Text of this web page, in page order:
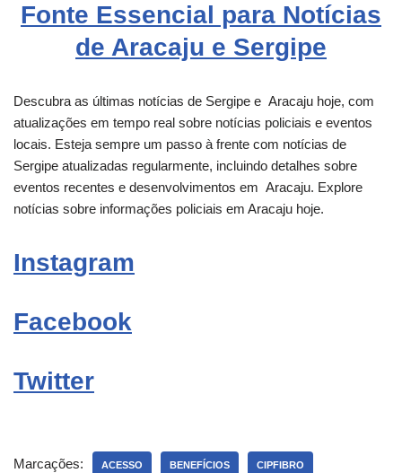
Fonte Essencial para Notícias
de Aracaju e Sergipe
Descubra as últimas notícias de Sergipe e Aracaju hoje, com
atualizações em tempo real sobre notícias policiais e eventos
locais. Esteja sempre um passo à frente com notícias de
Sergipe atualizadas regularmente, incluindo detalhes sobre
eventos recentes e desenvolvimentos em Aracaju. Explore
notícias sobre informações policiais em Aracaju hoje.
Instagram
Facebook
Twitter
Marcações: ACESSO BENEFÍCIOS CIPFIBRO